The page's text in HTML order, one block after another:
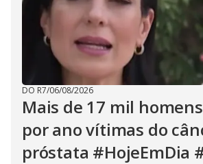
DO R7/06/08/2026
Mais de 17 mil
por ano vítimas do
próstata #HojeEmDia